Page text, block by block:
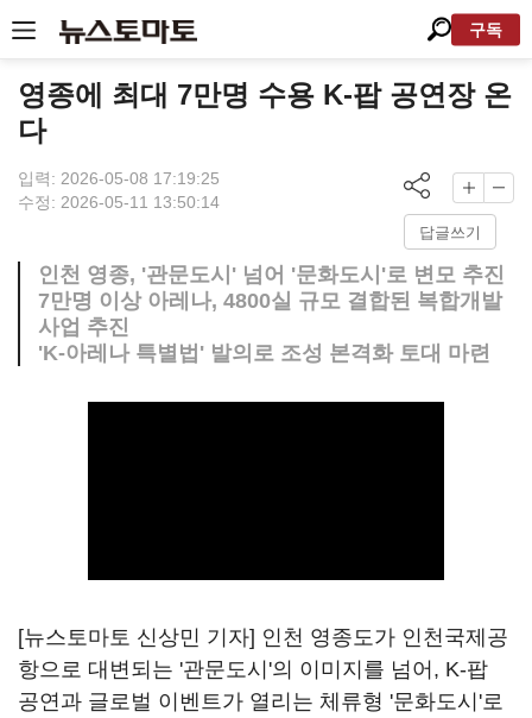
구독
영종에 최대 7만명 수용 K-팝 공연장 온
다
입력: 2026-05-08 17:19:25
수정: 2026-05-11 13:50:14
답글쓰기
인천 영종, '관문도시' 넘어 '문화도시'로 변모 추진
7만명 이상 아레나, 4800실 규모 결합된 복합개발
사업 추진
'K-아레나 특별법' 발의로 조성 본격화 토대 마련
[뉴스토마토 신상민 기자] 인천 영종도가 인천국제공
항으로 대변되는 '관문도시'의 이미지를 넘어, K-팝
공연과 글로벌 이벤트가 열리는 체류형 '문화도시'로